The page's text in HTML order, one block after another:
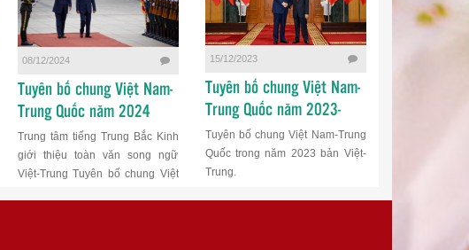
08/12/2024
Tuyên bố chung Việt Nam-
Trung Quốc năm 2024
Trung tâm tiếng Trung Bắc Kinh
giới thiệu toàn văn song ngữ
Việt-Trung Tuyên bố chung Việt
15/12/2023
Tuyên bố chung Việt Nam-
Trung Quốc năm 2023-
Phần 2/2
Tuyên bố chung Việt Nam-Trung
Quốc trong năm 2023 bản Việt-
Trung.